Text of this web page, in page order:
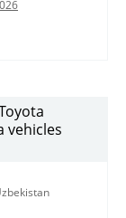
vehicles